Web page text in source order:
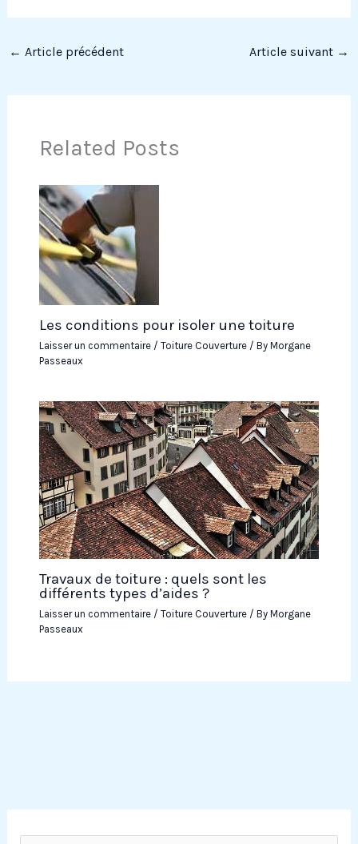
← Article précédent Article suivant →
Related Posts
Les conditions pour isoler une toiture
Laisser un commentaire / Toiture Couverture/ By Morgane
Passeaux
Travaux de toiture : quels sont les
différents types d’aides ?
Laisser un commentaire / Toiture Couverture/ By Morgane
Passeaux